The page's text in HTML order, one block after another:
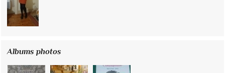
Albums photos